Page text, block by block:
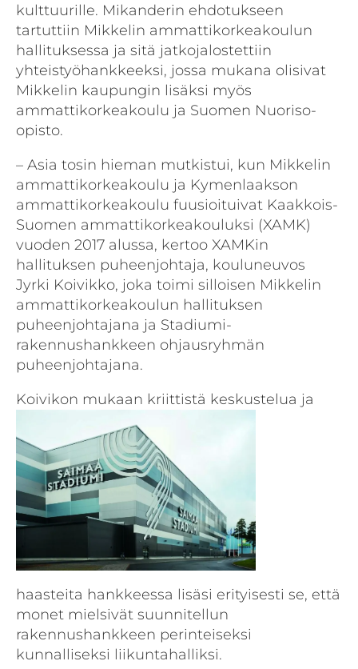
kulttuurille. Mikanderin ehdotukseen
tartuttiin Mikkelin ammattikorkeakoulun
hallituksessa ja sitä jatkojalostettiin
yhteistyöhankkeeksi, jossa mukana olisivat
Mikkelin kaupungin lisäksi myös
ammattikorkeakoulu ja Suomen Nuoriso-
opisto.
– Asia tosin hieman mutkistui, kun Mikkelin
ammattikorkeakoulu ja Kymenlaakson
ammattikorkeakoulu fuusioituivat Kaakkois-
Suomen ammattikorkeakouluksi (XAMK)
vuoden 2017 alussa, kertoo XAMKin
hallituksen puheenjohtaja, kouluneuvos
Jyrki Koivikko, joka toimi silloisen Mikkelin
ammattikorkeakoulun hallituksen
puheenjohtajana ja Stadiumi-
rakennushankkeen ohjausryhmän
puheenjohtajana.
Koivikon mukaan kriittistä keskustelua ja
haasteita hankkeessa lisäsi erityisesti se, että
monet mielsivät suunnitellun
rakennushankkeen perinteiseksi
kunnalliseksi liikuntahalliksi.